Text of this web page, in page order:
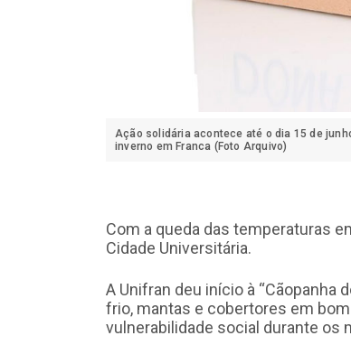
Ação solidária acontece até o dia 15 de
inverno em Franca (Foto Arquivo)
Com a queda das temperaturas
Cidade Universitária.
A Unifran deu início à “Cãopanha
frio, mantas e cobertores em
vulnerabilidade social durante os